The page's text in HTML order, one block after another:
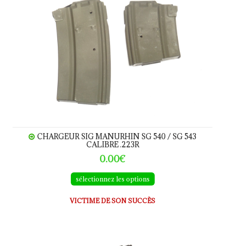
CHARGEUR SIG MANURHIN SG 540 / SG 543
CALIBRE .223R
0.00€
sélectionnez les options
VICTIME DE SON SUCCÈS